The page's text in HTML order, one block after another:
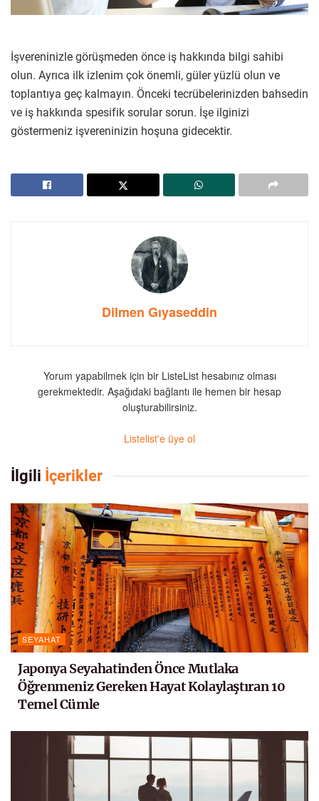
İşvereninizle görüşmeden önce iş hakkında bilgi sahibi
olun. Ayrıca ilk izlenim çok önemli, güler yüzlü olun ve
toplantıya geç kalmayın. Önceki tecrübelerinizden bahsedin
ve iş hakkında spesifik sorular sorun. İşe ilginizi
göstermeniz işvereninizin hoşuna gidecektir.
Dilmen Gıyaseddin
Yorum yapabilmek için bir ListeList hesabınız olması
gerekmektedir. Aşağıdaki bağlantı ile hemen bir hesap
oluşturabilirsiniz.
Listelist'e üye ol
İlgili İçerikler
SEYAHAT
Japonya Seyahatinden Önce Mutlaka
Öğrenmeniz Gereken Hayat Kolaylaştıran 10
Temel Cümle